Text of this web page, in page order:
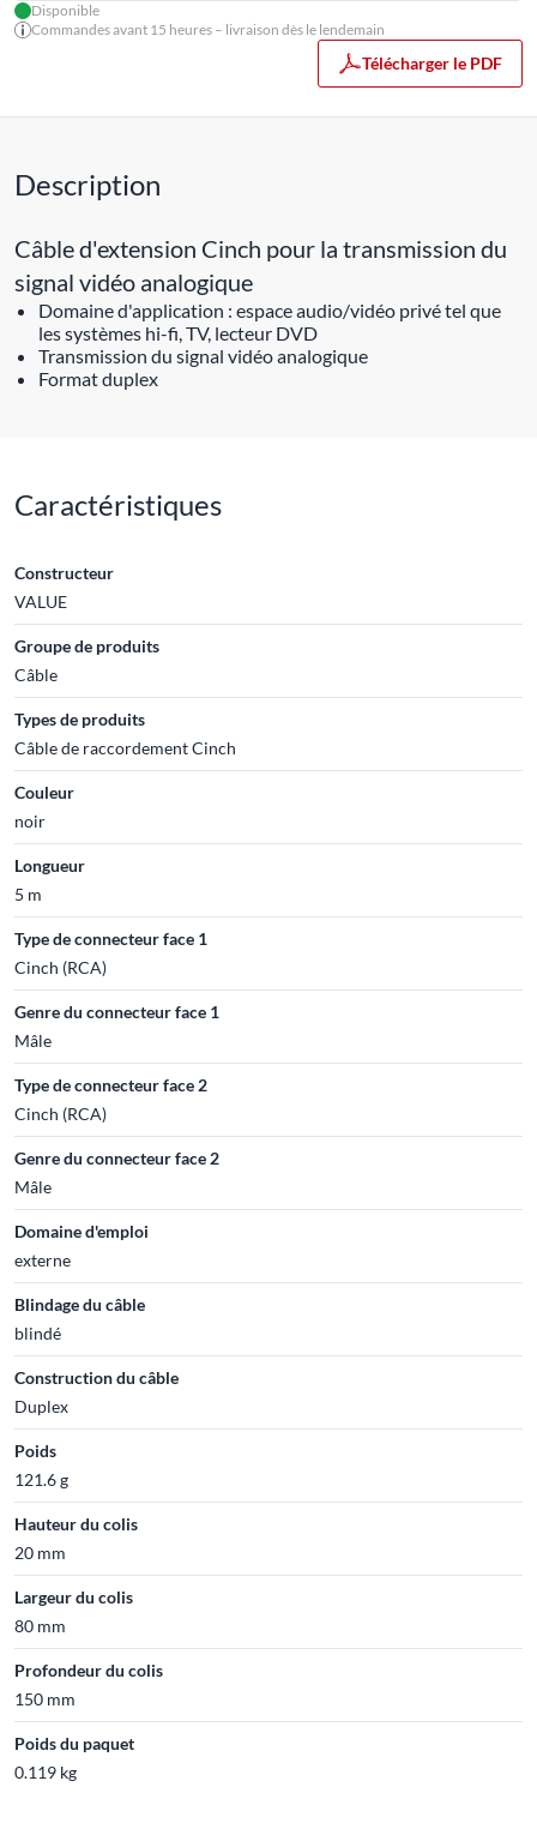
Disponible
Commandes avant 15 heures – livraison dès le lendemain
Télécharger le PDF
Description
Câble d'extension Cinch pour la transmission du
signal vidéo analogique
Domaine d'application : espace audio/vidéo privé tel que
les systèmes hi-fi, TV, lecteur DVD
Transmission du signal vidéo analogique
Format duplex
Caractéristiques
Constructeur
VALUE
Groupe de produits
Câble
Types de produits
Câble de raccordement Cinch
Couleur
noir
Longueur
5 m
Type de connecteur face 1
Cinch (RCA)
Genre du connecteur face 1
Mâle
Type de connecteur face 2
Cinch (RCA)
Genre du connecteur face 2
Mâle
Domaine d'emploi
externe
Blindage du câble
blindé
Construction du câble
Duplex
Poids
121.6 g
Hauteur du colis
20 mm
Largeur du colis
80 mm
Profondeur du colis
150 mm
Poids du paquet
0.119 kg